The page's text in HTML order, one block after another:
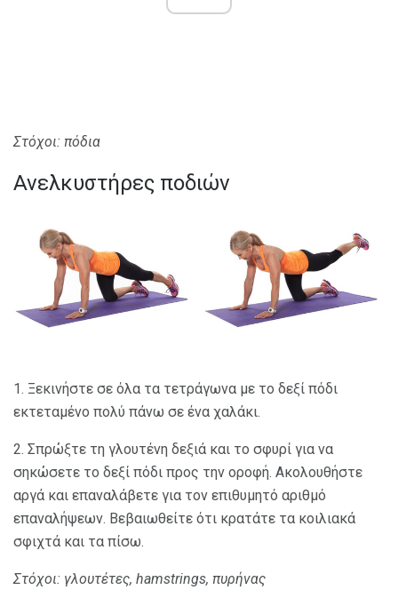
Στόχοι: πόδια
Ανελκυστήρες ποδιών
1. Ξεκινήστε σε όλα τα τετράγωνα με το δεξί πόδι
εκτεταμένο πολύ πάνω σε ένα χαλάκι.
2. Σπρώξτε τη γλουτένη δεξιά και το σφυρί για να
σηκώσετε το δεξί πόδι προς την οροφή. Ακολουθήστε
αργά και επαναλάβετε για τον επιθυμητό αριθμό
επαναλήψεων. Βεβαιωθείτε ότι κρατάτε τα κοιλιακά
σφιχτά και τα πίσω.
Στόχοι: γλουτέτες, hamstrings, πυρήνας